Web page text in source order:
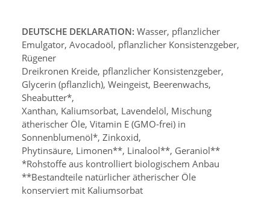
DEUTSCHE DEKLARATION: Wasser, pflanzlicher
Emulgator, Avocadoöl, pflanzlicher Konsistenzgeber,
Rügener
Dreikronen Kreide, pflanzlicher Konsistenzgeber,
Glycerin (pflanzlich), Weingeist, Beerenwachs,
Sheabutter*,
Xanthan, Kaliumsorbat, Lavendelöl, Mischung
ätherischer Öle, Vitamin E (GMO-frei) in
Sonnenblumenöl*, Zinkoxid,
Phytinsäure, Limonen**, Linalool**, Geraniol**
*Rohstoffe aus kontrolliert biologischem Anbau
**Bestandteile natürlicher ätherischer Öle
konserviert mit Kaliumsorbat